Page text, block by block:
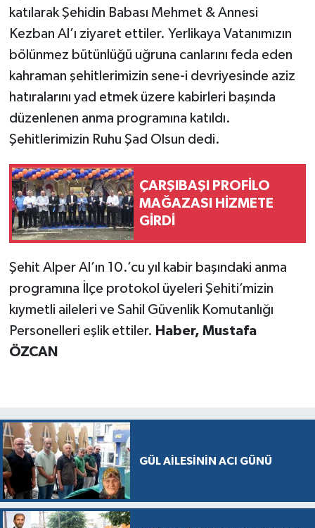
katılarak Şehidin Babası Mehmet & Annesi
Kezban Al’ı ziyaret ettiler. Yerlikaya Vatanımızın
bölünmez bütünlüğü uğruna canlarını feda eden
kahraman şehitlerimizin sene-i devriyesinde aziz
hatıralarını yad etmek üzere kabirleri başında
düzenlenen anma programına katıldı.
Şehitlerimizin Ruhu Şad Olsun dedi.
ÇARŞIBAŞI PROFİLO
MAĞAZASI HİZMETE
GİRDİ
Şehit Alper Al’ın 10.’cu yıl kabir başındaki anma
programına İlçe protokol üyeleri Şehiti’mizin
kıymetli aileleri ve Sahil Güvenlik Komutanlığı
Personelleri eşlik ettiler. Haber, Mustafa
ÖZCAN
GÜL AİLESİNİN ACI GÜNÜ